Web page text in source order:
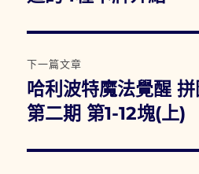
覽
文
章:
下一篇文章
下
一
文
哈利波特魔法覺醒
第二期 第1-12塊(上)